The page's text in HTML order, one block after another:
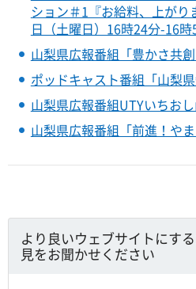
ション＃1『お給料、上が
日（土曜日）16時24分-16時
山梨県広報番組「豊かさ共創
ポッドキャスト番組「山梨
山梨県広報番組UTYいちお
山梨県広報番組「前進！や
より良いウェブサイトにす
見をお聞かせください